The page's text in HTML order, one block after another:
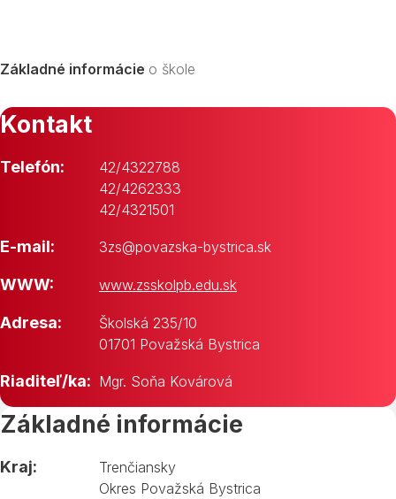
Základné informácie o škole
Kontakt
Telefón:
42/4322788
42/4262333
42/4321501
E-mail: 3zs@povazska-bystrica.sk
WWW: www.zsskolpb.edu.sk
Adresa:
Školská 235/10
01701 Považská Bystrica
Riaditeľ/ka: Mgr. Soňa Kovárová
Základné informácie
Kraj:
Trenčiansky
Okres Považská Bystrica